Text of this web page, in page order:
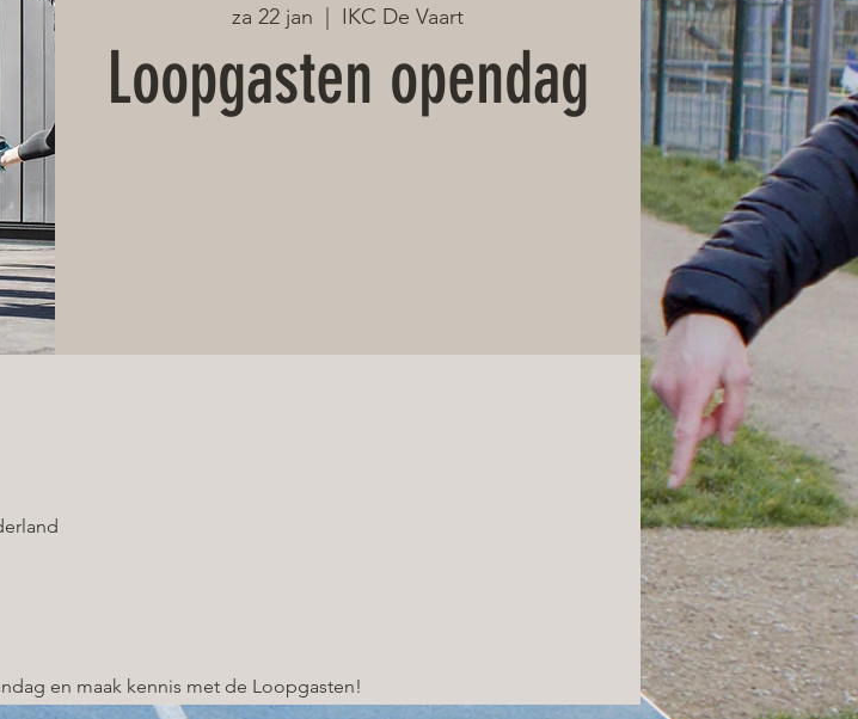
za 22 jan
  |
IKC De Vaart
Loopgasten opendag
en maak kennis met de Loopgasten!